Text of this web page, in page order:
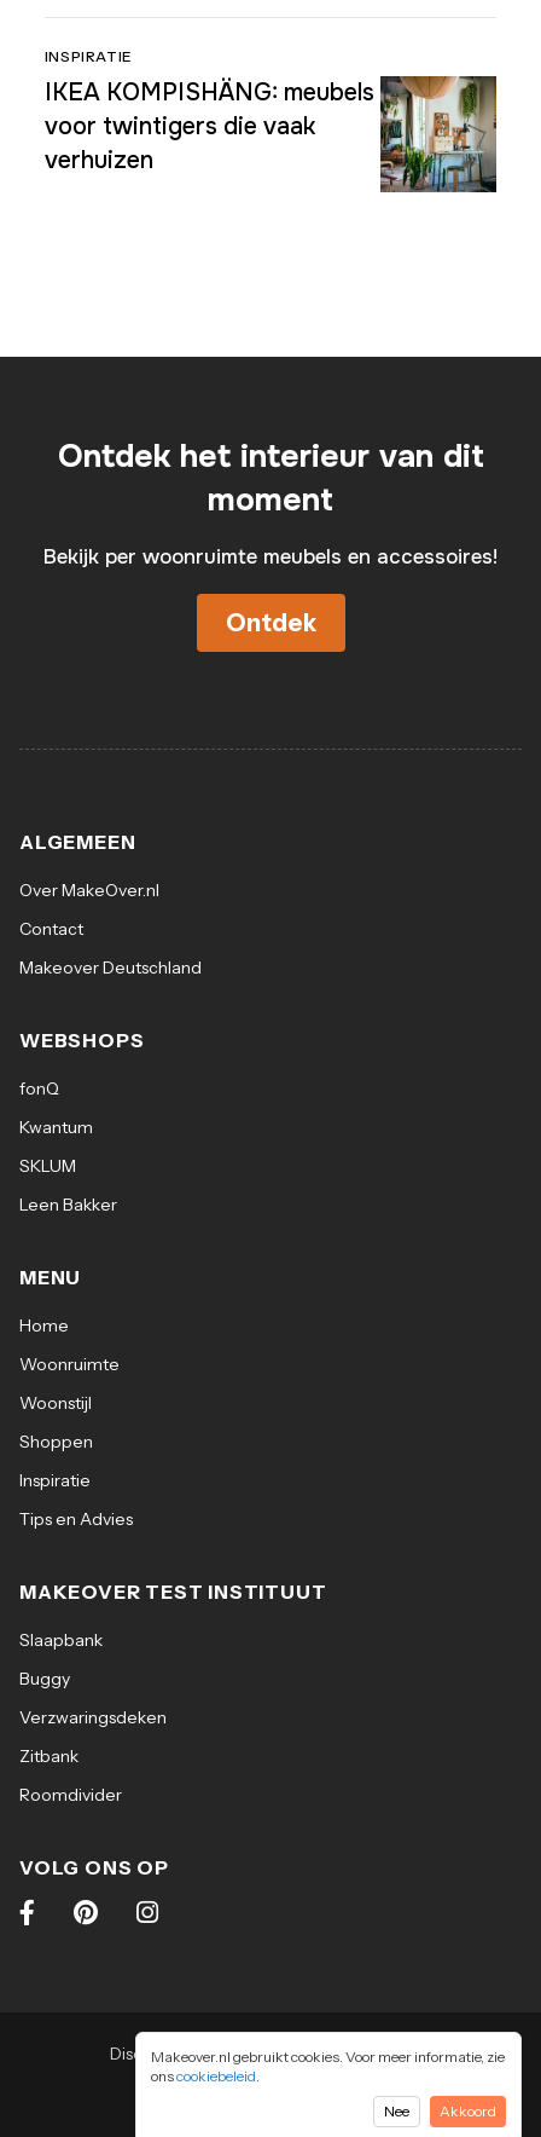
INSPIRATIE
IKEA KOMPISHÄNG: meubels
voor twintigers die vaak
verhuizen
Makeover.nl gebruikt cookies. Voor meer informatie, zie
onscookiebeleid.
Nee
Akkoord
Ontdek het interieur van dit
moment
Bekijk per woonruimte meubels en accessoires!
Ontdek
ALGEMEEN
Over MakeOver.nl
Contact
Makeover Deutschland
WEBSHOPS
fonQ
Kwantum
SKLUM
Leen Bakker
MENU
Home
Woonruimte
Woonstijl
Shoppen
Inspiratie
Tips en Advies
MAKEOVER TEST INSTITUUT
Slaapbank
Buggy
Verzwaringsdeken
Zitbank
Roomdivider
VOLG ONS OP
Disclaimer | Algemene voorwaarden |
Privacy & cookiebeleid